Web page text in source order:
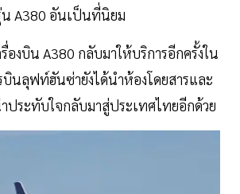
น A380 อันเป็นที่นิยม
องบิน A380 กลับมาให้บริการอีกครั้งใน
บินลุฟท์ฮันซ่ายังได้นำห้องโดยสารและ
ระทับใจกลับมาสู่ประเทศไทยอีกด้วย